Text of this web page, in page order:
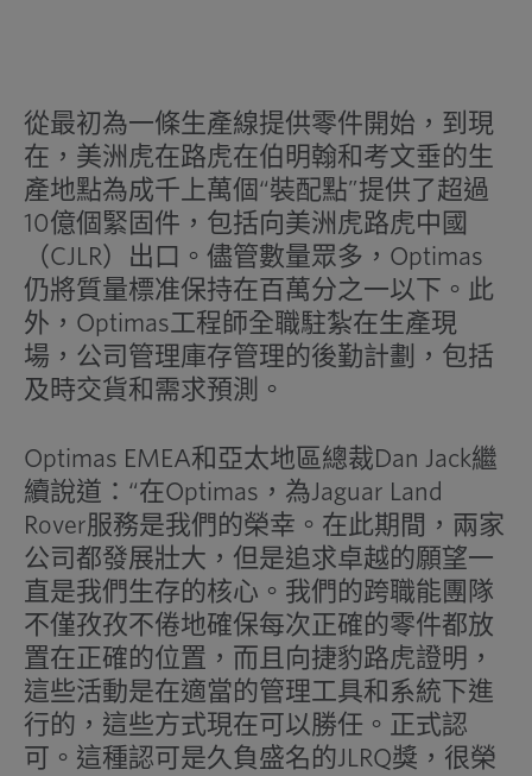
從最初為一條生產線提供零件開始，到現
在，美洲虎在路虎在伯明翰和考文垂的生
產地點為成千上萬個“裝配點”提供了超過
10億個緊固件，包括向美洲虎路虎中國
（CJLR）出口。儘管數量眾多，Optimas
仍將質量標准保持在百萬分之一以下。此
外，Optimas工程師全職駐紮在生產現
場，公司管理庫存管理的後勤計劃，包括
及時交貨和需求預測。
Optimas EMEA和亞太地區總裁Dan Jack繼
續說道：“在Optimas，為Jaguar Land
Rover服務是我們的榮幸。在此期間，兩家
公司都發展壯大，但是追求卓越的願望一
直是我們生存的核心。我們的跨職能團隊
不僅孜孜不倦地確保每次正確的零件都放
置在正確的位置，而且向捷豹路虎證明，
這些活動是在適當的管理工具和系統下進
行的，這些方式現在可以勝任。正式認
可。這種認可是久負盛名的JLRQ獎，很榮